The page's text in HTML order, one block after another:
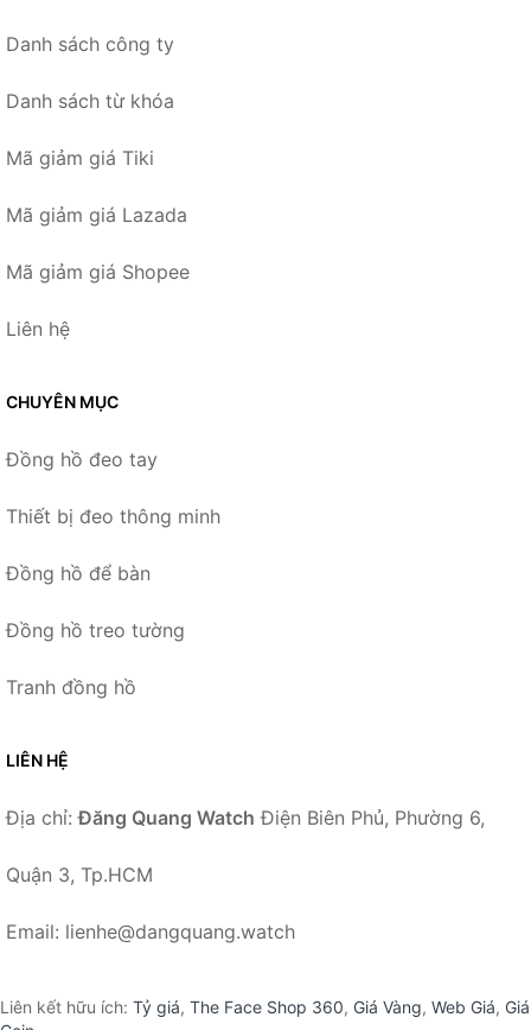
Danh sách công ty
Danh sách từ khóa
Mã giảm giá Tiki
Mã giảm giá Lazada
Mã giảm giá Shopee
Liên hệ
CHUYÊN MỤC
Đồng hồ đeo tay
Thiết bị đeo thông minh
Đồng hồ để bàn
Đồng hồ treo tường
Tranh đồng hồ
LIÊN HỆ
Địa chỉ:Đăng Quang Watch Điện Biên Phủ, Phường 6,
Quận 3, Tp.HCM
Email: lienhe@dangquang.watch
Liên kết hữu ích: Tỷ giá, The Face Shop 360, Giá Vàng, Web Giá, Giá